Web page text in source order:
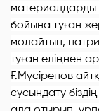
материалдарды
бойына туған
молайтып,
туған еліңнен
Ғ.Мүсірепов
сусындату